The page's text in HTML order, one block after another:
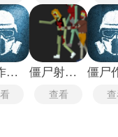
僵尸作战模拟器2026最新版 僵尸射击与防御
查看